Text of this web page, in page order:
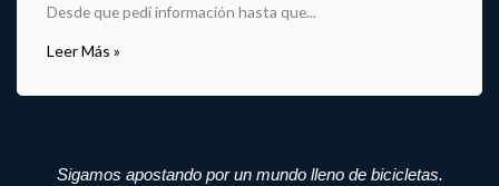
Desde que pedí información hasta que...
Leer Más »
Sigamos apostando por un mundo lleno de bicicletas.